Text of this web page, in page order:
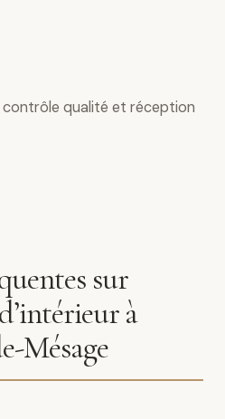
qualité et réception
sur
à
Mésage